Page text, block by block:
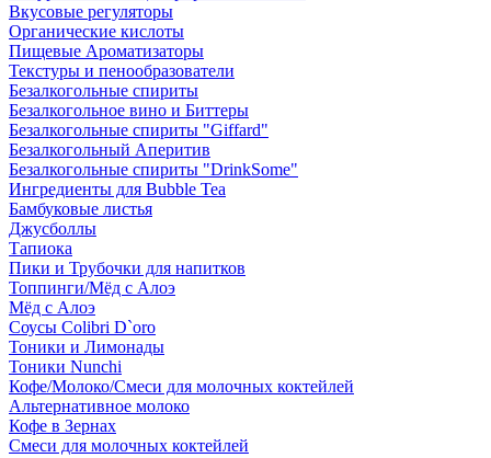
Вкусовые регуляторы
Органические кислоты
Пищевые Ароматизаторы
Текстуры и пенообразователи
Безалкогольные спириты
Безалкогольное вино и Биттеры
Безалкогольные спириты "Giffard"
Безалкогольный Аперитив
Безалкогольные спириты "DrinkSome"
Ингредиенты для Bubble Tea
Бамбуковые листья
Джусболлы
Тапиока
Пики и Трубочки для напитков
Топпинги/Мёд с Алоэ
Мёд с Алоэ
Соусы Colibri D`oro
Тоники и Лимонады
Тоники Nunchi
Кофе/Молоко/Смеси для молочных коктейлей
Альтернативное молоко
Кофе в Зернах
Смеси для молочных коктейлей